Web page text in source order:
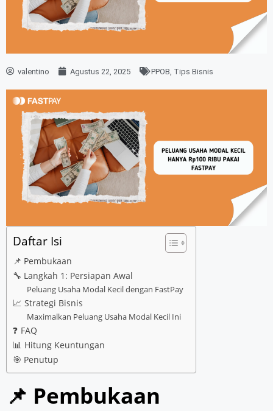
valentino Agustus 22, 2025 PPOB Tips Bisnis
Daftar Isi
📌 Pembukaan
🔧 Langkah 1: Persiapan Awal
Peluang Usaha Modal Kecil dengan FastPay
📈 Strategi Bisnis
Maximalkan Peluang Usaha Modal Kecil Ini
❓ FAQ
📊 Hitung Keuntungan
🎯 Penutup
📌 Pembukaan